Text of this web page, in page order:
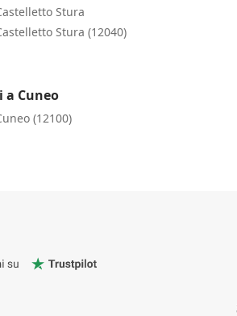
Stura
Stura (12040)
Cuneo
(12100)